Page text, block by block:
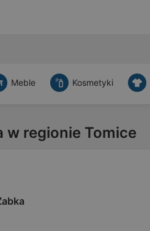
Meble Kosmetyki
regionie Tomice